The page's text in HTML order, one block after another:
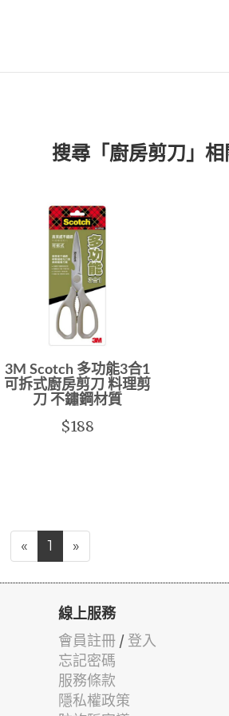
搜尋「廚房剪刀」相
3M Scotch 多功能3合1
可拆式廚房剪刀 料理剪
刀 不鏽鋼材質
$188
« 1 »
線上服務
會員註冊 / 登入
忘記密碼
服務條款
隱私權政策